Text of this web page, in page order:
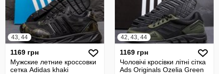
43, 44
1169 грн
Мужские летние кроссовки
сетка Adidas khaki
42, 43, 44
1169 грн
Чоловічі кросівки літні сітка
Ads Originals Ozelia Green